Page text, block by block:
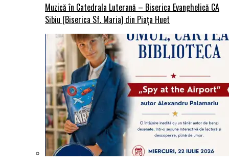
Muzică în Catedrala Luterană – Biserica Evanghelică CA
Sibiu (Biserica Sf. Maria) din Piaţa Huet